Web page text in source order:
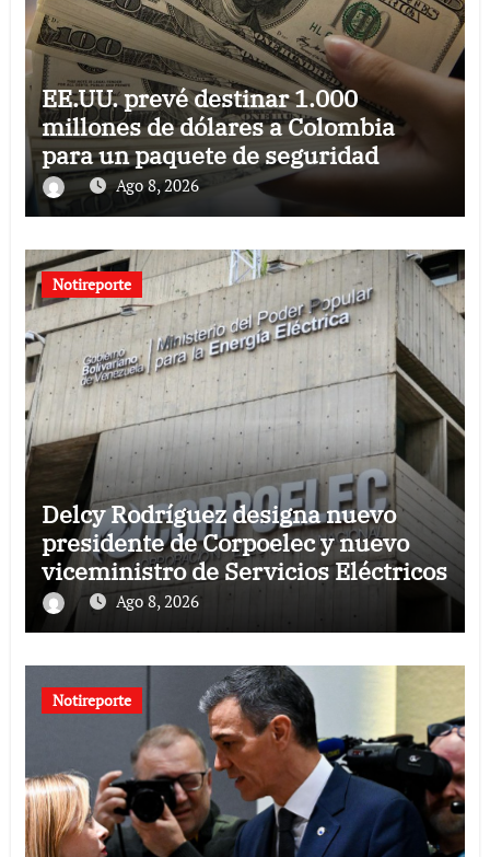
EE.UU. prevé destinar 1.000
millones de dólares a Colombia
para un paquete de seguridad
Ago 8, 2026
Notireporte
Delcy Rodríguez designa nuevo
presidente de Corpoelec y nuevo
viceministro de Servicios Eléctricos
Ago 8, 2026
Notireporte